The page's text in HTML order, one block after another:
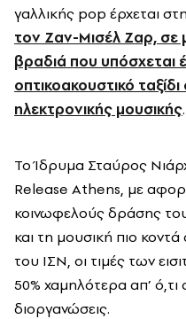
γαλλικής pop έρχεται
τον Ζαν-Μισέλ Ζαρ, σε
βραδιά που υπόσχεται
οπτικοακουστικό
ηλεκτρονικής μουσικής.
Το Ίδρυμα Σταύρος
Release Athens, με
κοινωφελούς δράσης
και τη μουσική πιο
του ΙΣΝ, οι τιμές των
50% χαμηλότερα απ’ ό,τι
διοργανώσεις.